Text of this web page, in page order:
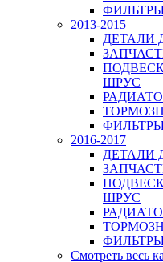
2013-2015
ДЕТАЛИ
ШРУС
2016-2017
ДЕТАЛИ
ШРУС
Смотреть весь